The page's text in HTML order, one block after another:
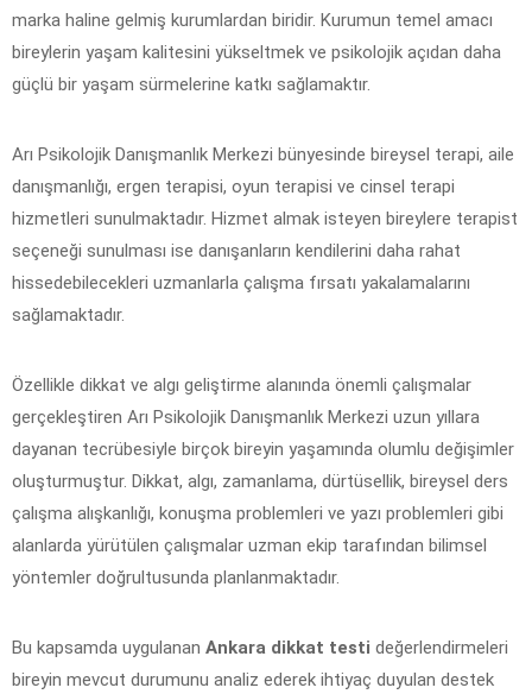
marka haline gelmiş kurumlardan biridir. Kurumun temel amacı
bireylerin yaşam kalitesini yükseltmek ve psikolojik açıdan daha
güçlü bir yaşam sürmelerine katkı sağlamaktır.
Arı Psikolojik Danışmanlık Merkezi bünyesinde bireysel terapi, aile
danışmanlığı, ergen terapisi, oyun terapisi ve cinsel terapi
hizmetleri sunulmaktadır. Hizmet almak isteyen bireylere terapist
seçeneği sunulması ise danışanların kendilerini daha rahat
hissedebilecekleri uzmanlarla çalışma fırsatı yakalamalarını
sağlamaktadır.
Özellikle dikkat ve algı geliştirme alanında önemli çalışmalar
gerçekleştiren Arı Psikolojik Danışmanlık Merkezi uzun yıllara
dayanan tecrübesiyle birçok bireyin yaşamında olumlu değişimler
oluşturmuştur. Dikkat, algı, zamanlama, dürtüsellik, bireysel ders
çalışma alışkanlığı, konuşma problemleri ve yazı problemleri gibi
alanlarda yürütülen çalışmalar uzman ekip tarafından bilimsel
yöntemler doğrultusunda planlanmaktadır.
Bu kapsamda uygulanan Ankara dikkat testi değerlendirmeleri
bireyin mevcut durumunu analiz ederek ihtiyaç duyulan destek